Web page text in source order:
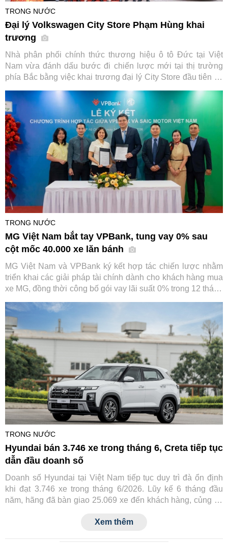
TRONG NƯỚC
Đại lý Volkswagen City Store Phạm Hùng khai
trương
Nhà phân phối chính thức thương hiệu ô tô Đức tại Việt
Nam vừa đánh dấu bước đi chiến lược mới tại thị trường
phía Bắc bằng việc khai trương đại lý City Store đầu tiên tại
dụng cho loạt dòng xe chủ lực.
TRONG NƯỚC
MG Việt Nam bắt tay VPBank, tung vay 0% sau
cột mốc 40.000 xe lăn bánh
MG Việt Nam và VPBank ký kết hợp tác chiến lược nhằm
triển khai các giải pháp tài chính dành cho khách hàng mua
xe MG, đồng thời công bố gói vay lãi suất 0% trong 12 tháng
vừa đạt cột mốc 40.000 xe lăn bánh tại Việt Nam.
TRONG NƯỚC
Hyundai bán 3.746 xe trong tháng 6, Creta tiếp tục
dẫn đầu doanh số
Doanh số Hyundai tại Việt Nam tiếp tục duy trì đà ổn định
khi đạt 3.746 xe trong tháng 6/2026. Lũy kế 6 tháng đầu
năm, hãng đã bàn giao 25.069 xe đến khách hàng, củng cố
Xem thêm